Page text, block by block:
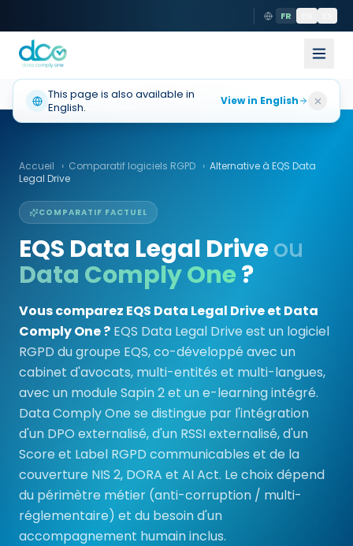
FR
Accueil Alternative Eqs Data Legal Drive
Accueil › Comparatif logiciels RGPD › Alternative à EQS Data
Legal Drive
COMPARATIF FACTUEL
EQS Data Legal Driveou
Data Comply One?
Vous comparez EQS Data Legal Drive et Data
Comply One ? EQS Data Legal Drive est un logiciel
RGPD du groupe EQS, co-développé avec un
cabinet d'avocats, multi-entités et multi-langues,
avec un module Sapin 2 et un e-learning intégré.
Data Comply One se distingue par l'intégration
d'un DPO externalisé, d'un RSSI externalisé, d'un
Score et Label RGPD communicables et de la
couverture NIS 2, DORA et AI Act. Le choix dépend
du périmètre métier (anti-corruption / multi-
réglementaire) et du besoin d'un
accompagnement humain inclus.
This page is also available in
English.
View in English